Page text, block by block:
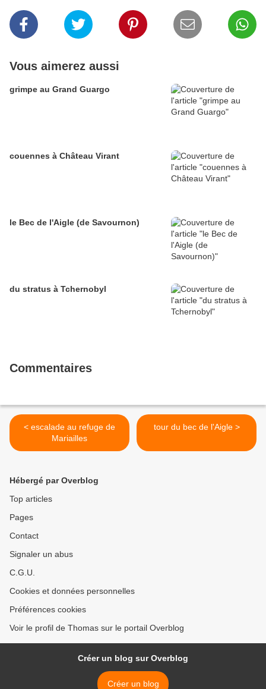
Vous aimerez aussi
grimpe au Grand Guargo
couennes à Château Virant
le Bec de l'Aigle (de Savournon)
du stratus à Tchernobyl
Commentaires
< escalade au refuge de
Mariailles
tour du bec de l'Aigle >
Hébergé par Overblog
Top articles
Pages
Contact
Signaler un abus
C.G.U.
Cookies et données personnelles
Préférences cookies
Voir le profil de Thomas sur le portail Overblog
Créer un blog sur Overblog
Créer un blog